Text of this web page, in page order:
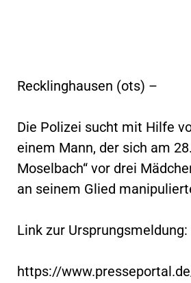
Recklinghausen (ots) –
Die Polizei sucht mit Hilfe
einem Mann, der sich am
Moselbach“ vor drei
an seinem Glied
Link zur Ursprungsmeldung:
https://